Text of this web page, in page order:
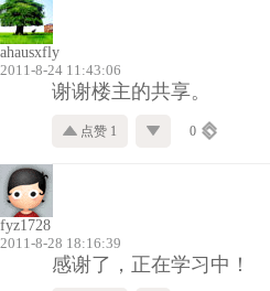
ahausxfly
2011-8-24 11:43:06
谢谢楼主的共享。
点赞 1 0
fyz1728
2011-8-28 18:16:39
感谢了，正在学习中！